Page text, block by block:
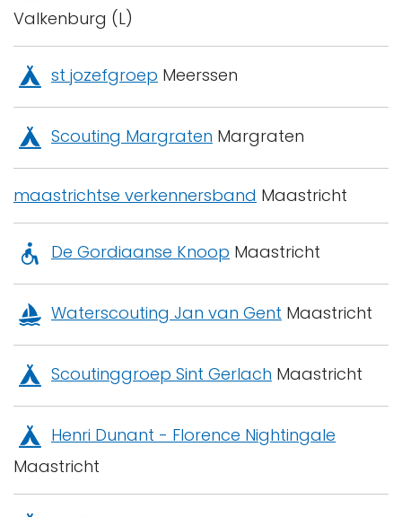
Valkenburg (L)
st jozefgroep Meerssen
Scouting Margraten Margraten
maastrichtse verkennersband Maastricht
De Gordiaanse Knoop Maastricht
Waterscouting Jan van Gent Maastricht
Scoutinggroep Sint Gerlach Maastricht
Henri Dunant - Florence Nightingale
Maastricht